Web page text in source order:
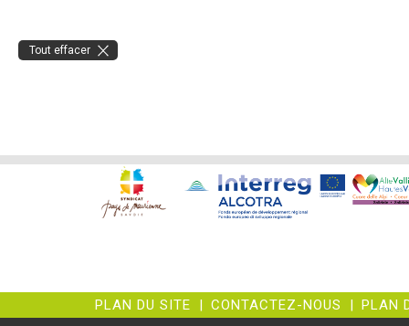
Tout effacer
PLAN DU SITE | CONTACTEZ-NOUS | PLAN